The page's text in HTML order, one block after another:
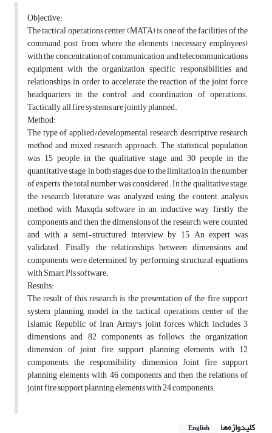
Objective:
The tactical operations center (MATA) is one of the facilities of the
command post, from where the elements (necessary employees)
with the concentration of communication and telecommunications
equipment with the organization, specific responsibilities and
relationships in order to accelerate the reaction of the joint force
headquarters in the control and coordination of operations.
Tactically, all fire systems are jointly planned.
Method:
The type of applied/developmental research, descriptive research
method and mixed research approach. The statistical population
was 15 people in the qualitative stage and 30 people in the
quantitative stage, in both stages due to the limitation in the number
of experts, the total number was considered. In the qualitative stage,
the research literature was analyzed using the content analysis
method with Maxqda software in an inductive way, firstly the
components and then the dimensions of the research were counted
and with a semi-structured interview by 15 An expert was
validated. Finally, the relationships between dimensions and
components were determined by performing structural equations
with Smart Pls software.
Results:
The result of this research is the presentation of the fire support
system planning model in the tactical operations center of the
Islamic Republic of Iran Army's joint forces, which includes 3
dimensions and 82 components as follows, the organization
dimension of joint fire support planning elements with 12
components, the responsibility dimension Joint fire support
planning elements with 46 components and then the relations of
joint fire support planning elements with 24 components.
کلیدواژه‌ها English